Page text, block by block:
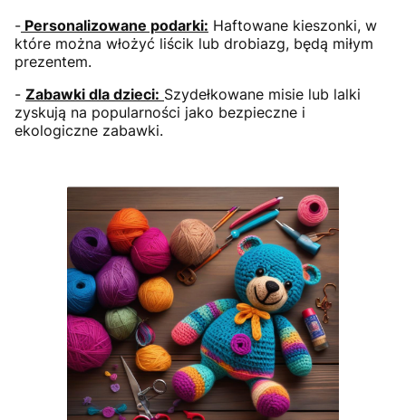
- Personalizowane podarki: Haftowane kieszonki, w
które można włożyć liścik lub drobiazg, będą miłym
prezentem.
- Zabawki dla dzieci: Szydełkowane misie lub lalki
zyskują na popularności jako bezpieczne i
ekologiczne zabawki.